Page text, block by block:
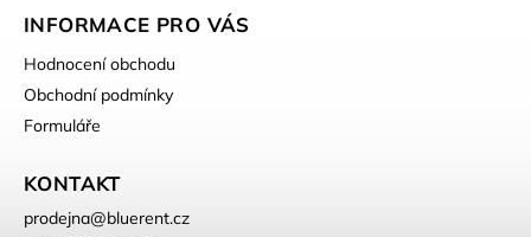
INFORMACE PRO VÁS
Hodnocení obchodu
Obchodní podmínky
Formuláře
KONTAKT
prodejna@bluerent.cz